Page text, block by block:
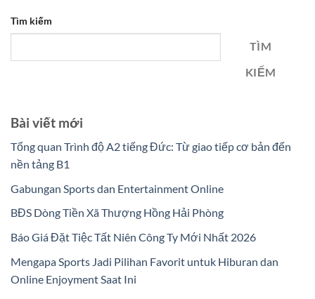
Tìm kiếm
TÌM
KIẾM
Bài viết mới
Tổng quan Trình độ A2 tiếng Đức: Từ giao tiếp cơ bản đến
nền tảng B1
Gabungan Sports dan Entertainment Online
BĐS Dòng Tiền Xã Thượng Hồng Hải Phòng
Báo Giá Đặt Tiệc Tất Niên Công Ty Mới Nhất 2026
Mengapa Sports Jadi Pilihan Favorit untuk Hiburan dan
Online Enjoyment Saat Ini